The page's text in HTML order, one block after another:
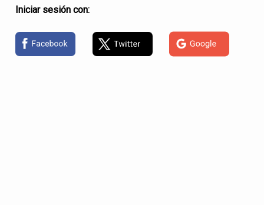
Iniciar sesión con: